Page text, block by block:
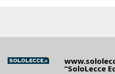
“SoloLecce